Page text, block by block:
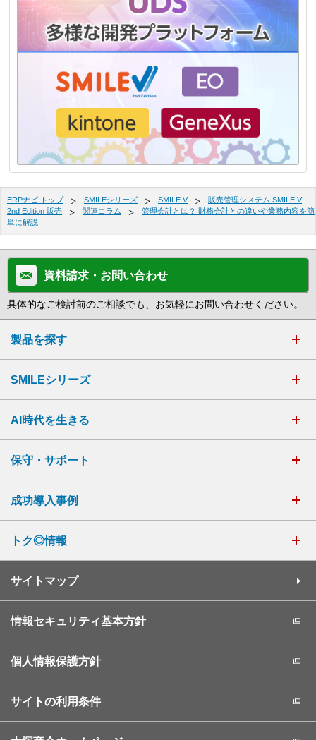
ERPナビ トップ SMILEシリーズ SMILE V
販売管理システム SMILE V
2nd Edition 販売
関連コラム
管理会計とは？ 財務会計との違いや業務内容を簡
単に解説
資料請求・お問い合わせ
具体的なご検討前のご相談でも、お気軽にお問い合わせください。
製品を探す
SMILEシリーズ
AI時代を生きる
保守・サポート
成功導入事例
トク◎情報
サイトマップ
情報セキュリティ基本方針
個人情報保護方針
サイトの利用条件